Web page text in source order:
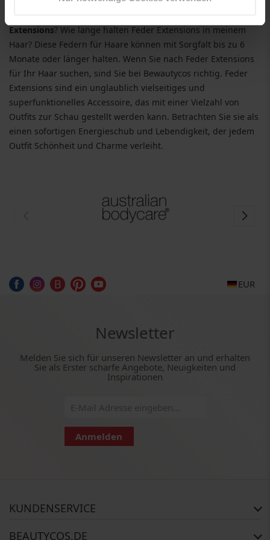
Extensions? Wie lange halten Feder Extensions in meinem
Haar? Diese Federn für Haare können mit Sorgfalt bis zu 6
Monate oder länger halten. Wenn Sie nach Feder Extensions
für Ihr Haar suchen, sind Sie bei Bewautycos richtig. Feder
Extensions sind ein unglaublich vielseitiges und
superfunktionelles Accessoire, das mit einer Vielzahl von
Outfits zur Schau gestellt werden kann. Betrachten Sie sie als
einen sofortigen Energieschub und Lebendigkeit, der jedem
Outfit Schönheit und Charme verleiht.
EUR
Newsletter
Melden Sie sich für unseren Newsletter an und erhalten
Sie als Erster scharfe Angebote, Neuigkeiten und
Inspirationen
Anmelden
KUNDENSERVICE
BEAUTYCOS.DE